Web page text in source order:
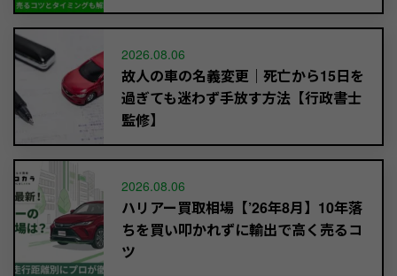
2026.08.06
故人の車の名義変更｜死亡から15日を
過ぎても迷わず手放す方法【行政書士
監修】
2026.08.06
ハリアー買取相場【’26年8月】10年落
ちを買い叩かれずに輸出で高く売るコ
ツ